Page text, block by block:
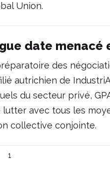
Union.
date menacé
des
autrichien de
du secteur privé,
avec tous les
collective conjointe.
1